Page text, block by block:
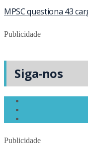
MPSC questiona 43
Publicidade
Siga-nos
Publicidade